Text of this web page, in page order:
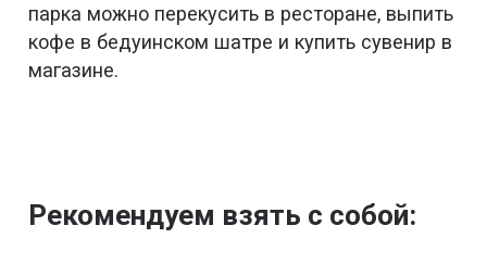
парка можно перекусить в ресторане, выпить
кофе в бедуинском шатре и купить сувенир в
магазине.
Рекомендуем взять с собой: